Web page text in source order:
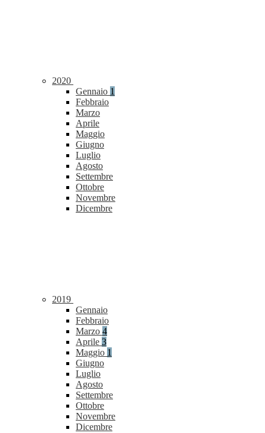
2020
Gennaio 1
Febbraio
Marzo
Aprile
Maggio
Giugno
Luglio
Agosto
Settembre
Ottobre
Novembre
Dicembre
2019
Gennaio
Febbraio
Marzo 4
Aprile 3
Maggio 1
Giugno
Luglio
Agosto
Settembre
Ottobre
Novembre
Dicembre